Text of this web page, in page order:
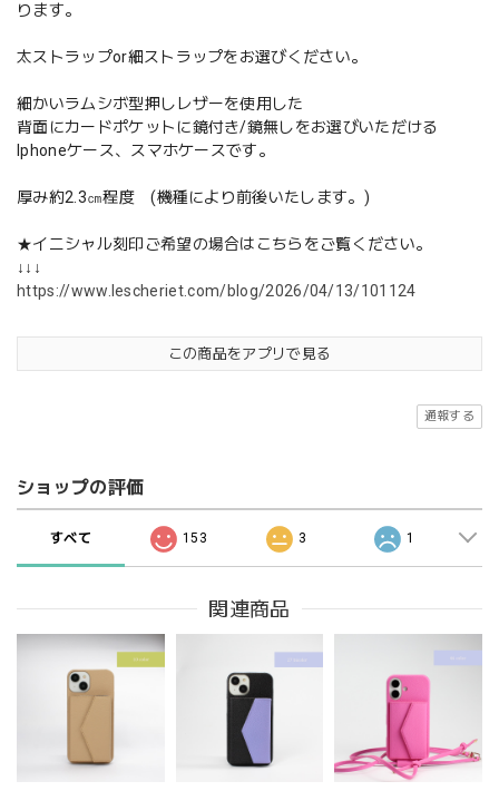
ります。
太ストラップor細ストラップをお選びください。
細かいラムシボ型押しレザーを使用した
背面にカードポケットに鏡付き/鏡無しをお選びいただける
Iphoneケース、スマホケースです。
厚み約2.3㎝程度 (機種により前後いたします。)
★イニシャル刻印ご希望の場合はこちらをご覧ください。
↓↓↓
https://www.lescheriet.com/blog/2026/04/13/101124
この商品をアプリで見る
通報する
ショップの評価
すべて 153 3 1
関連商品